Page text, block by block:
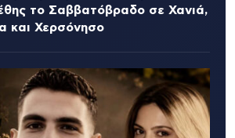
το Σαββατόβραδο σε Χανιά,
και Χερσόνησο